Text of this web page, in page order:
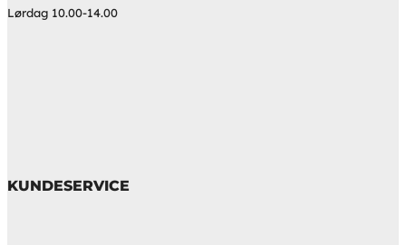
Lørdag 10.00-14.00
KUNDESERVICE